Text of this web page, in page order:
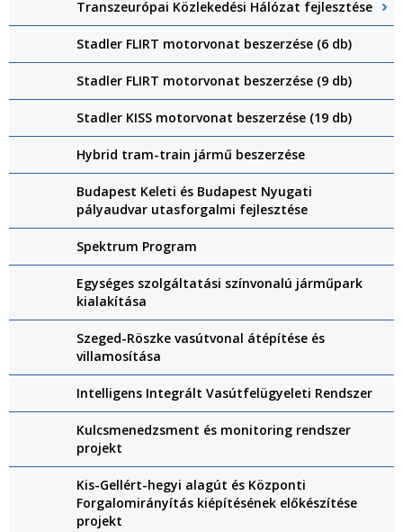
Transzeurópai Közlekedési Hálózat fejlesztése
Stadler FLIRT motorvonat beszerzése (6 db)
Stadler FLIRT motorvonat beszerzése (9 db)
Stadler KISS motorvonat beszerzése (19 db)
Hybrid tram-train jármű beszerzése
Budapest Keleti és Budapest Nyugati
pályaudvar utasforgalmi fejlesztése
Spektrum Program
Egységes szolgáltatási színvonalú járműpark
kialakítása
Szeged-Röszke vasútvonal átépítése és
villamosítása
Intelligens Integrált Vasútfelügyeleti Rendszer
Kulcsmenedzsment és monitoring rendszer
projekt
Kis-Gellért-hegyi alagút és Központi
Forgalomirányítás kiépítésének előkészítése
projekt